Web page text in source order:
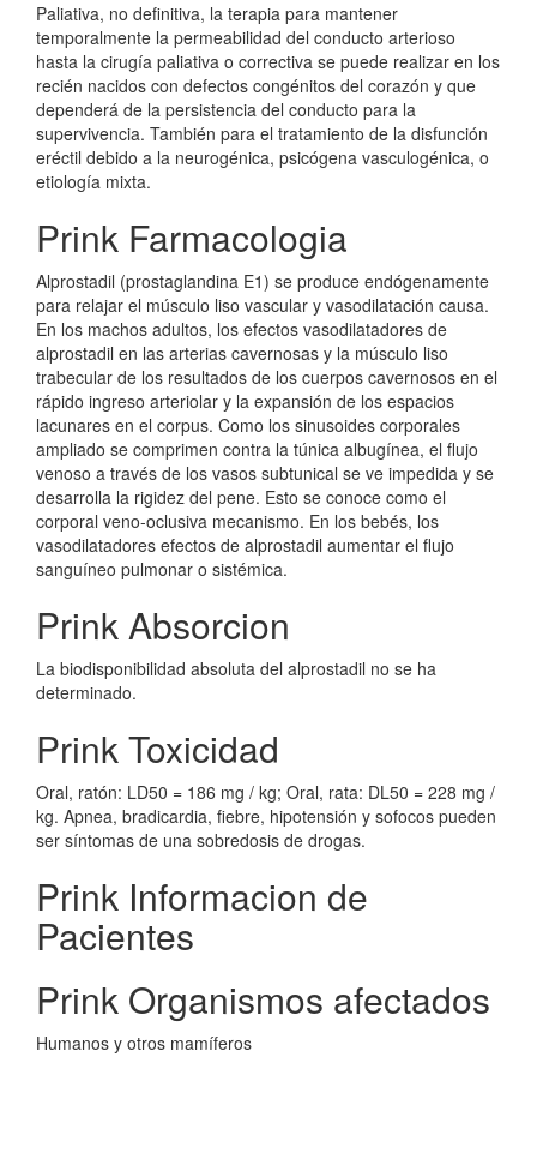
Paliativa, no definitiva, la terapia para mantener
temporalmente la permeabilidad del conducto arterioso
hasta la cirugía paliativa o correctiva se puede realizar en los
recién nacidos con defectos congénitos del corazón y que
dependerá de la persistencia del conducto para la
supervivencia. También para el tratamiento de la disfunción
eréctil debido a la neurogénica, psicógena vasculogénica, o
etiología mixta.
Prink Farmacologia
Alprostadil (prostaglandina E1) se produce endógenamente
para relajar el músculo liso vascular y vasodilatación causa.
En los machos adultos, los efectos vasodilatadores de
alprostadil en las arterias cavernosas y la músculo liso
trabecular de los resultados de los cuerpos cavernosos en el
rápido ingreso arteriolar y la expansión de los espacios
lacunares en el corpus. Como los sinusoides corporales
ampliado se comprimen contra la túnica albugínea, el flujo
venoso a través de los vasos subtunical se ve impedida y se
desarrolla la rigidez del pene. Esto se conoce como el
corporal veno-oclusiva mecanismo. En los bebés, los
vasodilatadores efectos de alprostadil aumentar el flujo
sanguíneo pulmonar o sistémica.
Prink Absorcion
La biodisponibilidad absoluta del alprostadil no se ha
determinado.
Prink Toxicidad
Oral, ratón: LD50 = 186 mg / kg; Oral, rata: DL50 = 228 mg /
kg. Apnea, bradicardia, fiebre, hipotensión y sofocos pueden
ser síntomas de una sobredosis de drogas.
Prink Informacion de
Pacientes
Prink Organismos afectados
Humanos y otros mamíferos